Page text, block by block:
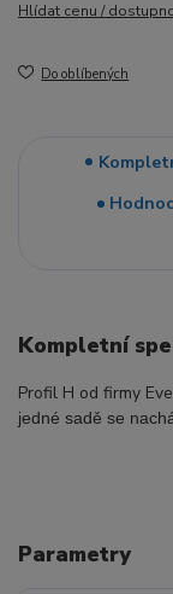
Hlídat cenu /
Do oblíbených
Kompletní
Profil H od firmy
jedné sadě se
Parametry